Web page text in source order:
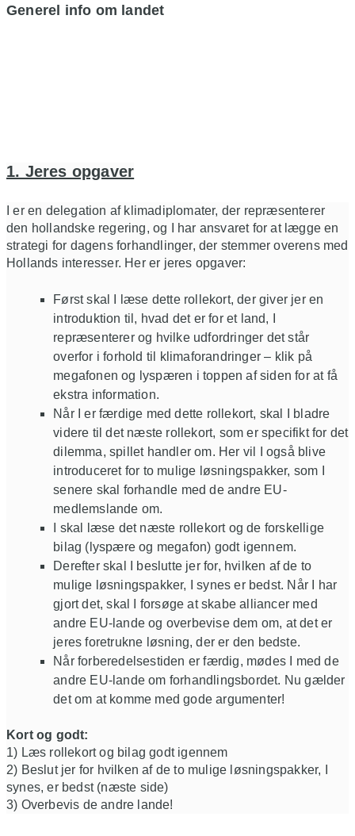
Generel info om landet
1. Jeres opgaver
I er en delegation af klimadiplomater, der repræsenterer
den hollandske regering, og I har ansvaret for at lægge en
strategi for dagens forhandlinger, der stemmer overens med
Hollands interesser. Her er jeres opgaver:
Først skal I læse dette rollekort, der giver jer en
introduktion til, hvad det er for et land, I
repræsenterer og hvilke udfordringer det står
overfor i forhold til klimaforandringer – klik på
megafonen og lyspæren i toppen af siden for at få
ekstra information.
Når I er færdige med dette rollekort, skal I bladre
videre til det næste rollekort, som er specifikt for det
dilemma, spillet handler om. Her vil I også blive
introduceret for to mulige løsningspakker, som I
senere skal forhandle med de andre EU-
medlemslande om.
I skal læse det næste rollekort og de forskellige
bilag (lyspære og megafon) godt igennem.
Derefter skal I beslutte jer for, hvilken af de to
mulige løsningspakker, I synes er bedst. Når I har
gjort det, skal I forsøge at skabe alliancer med
andre EU-lande og overbevise dem om, at det er
jeres foretrukne løsning, der er den bedste.
Når forberedelsestiden er færdig, mødes I med de
andre EU-lande om forhandlingsbordet. Nu gælder
det om at komme med gode argumenter!
Kort og godt:
1) Læs rollekort og bilag godt igennem
2) Beslut jer for hvilken af de to mulige løsningspakker, I
synes, er bedst (næste side)
3) Overbevis de andre lande!